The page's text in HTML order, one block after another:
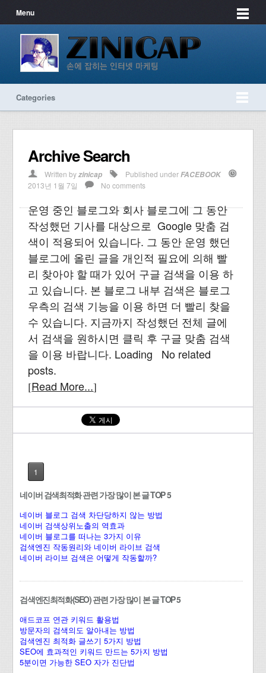
Menu
Categories
Archive Search
Written byzinicap Published underFACEBOOK
2013년 1월 7일
No comments
운영 중인 블로그와 회사 블로그에 그 동안
작성했던 기사를 대상으로 Google 맞춤 검
색이 적용되어 있습니다. 그 동안 운영 했던
블로그에 올린 글을 개인적 필요에 의해 빨
리 찾아야 할 때가 있어 구글 검색을 이용 하
고 있습니다. 본 블로그 내부 검색은 블로그
우측의 검색 기능을 이용 하면 더 빨리 찾을
수 있습니다. 지금까지 작성했던 전체 글에
서 검색을 원하시면 클릭 후 구글 맞춤 검색
을 이용 바랍니다. Loading No related
posts.
[Read More...]
1
네이버 검색최적화 관련 가장 많이 본 글 TOP 5
네이버 블로그 검색 차단당하지 않는 방법
네이버 검색상위노출의 역효과
네이버 블로그를 떠나는 3가지 이유
검색엔진 작동원리와 네이버 라이브 검색
네이버 라이브 검색은 어떻게 작동할까?
검색엔진최적화(SEO) 관련 가장 많이 본 글 TOP 5
애드코프 연관 키워드 활용법
방문자의 검색의도 알아내는 방법
검색엔진 최적화 글쓰기 5가지 방법
SEO에 효과적인 키워드 만드는 5가지 방법
5분이면 가능한 SEO 자가 진단법